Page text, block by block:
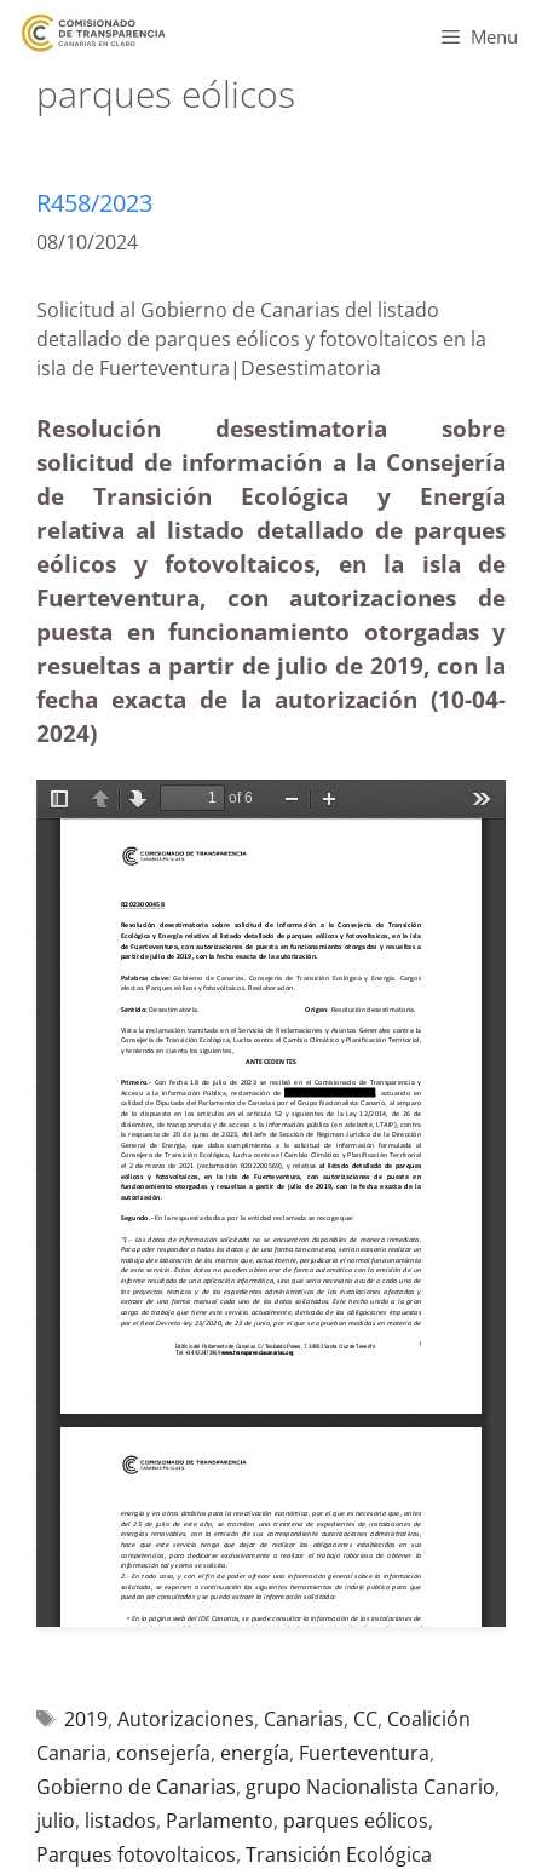
Menu
parques eólicos
R458/2023
08/10/2024
Solicitud al Gobierno de Canarias del listado
detallado de parques eólicos y fotovoltaicos en la
isla de Fuerteventura|Desestimatoria
Resolución desestimatoria sobre
solicitud de información a la Consejería
de Transición Ecológica y Energía
relativa al listado detallado de parques
eólicos y fotovoltaicos, en la isla de
Fuerteventura, con autorizaciones de
puesta en funcionamiento otorgadas y
resueltas a partir de julio de 2019, con la
fecha exacta de la autorización (10-04-
2024)
2019, Autorizaciones, Canarias, CC, Coalición
Canaria, consejería, energía, Fuerteventura,
Gobierno de Canarias, grupo Nacionalista Canario,
julio, listados, Parlamento, parques eólicos,
Parques fotovoltaicos, Transición Ecológica